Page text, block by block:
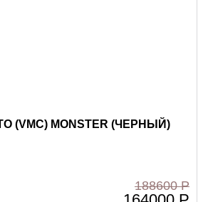
(VMC) MONSTER (ЧЕРНЫЙ)
188600 Р